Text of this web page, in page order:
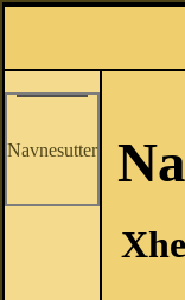
Navnesutter